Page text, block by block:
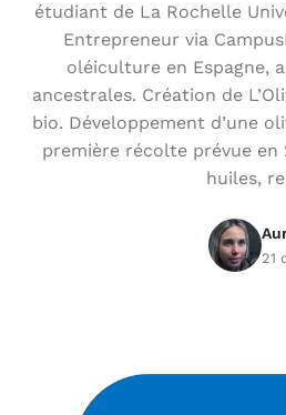
étudiant de La Rochelle
Entrepreneur via
oléiculture en Espagne,
ancestrales. Création de
bio. Développement d’une
première récolte prévue en
huiles,
21